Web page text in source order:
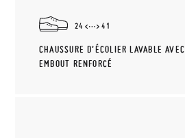
24 41
CHAUSSURE D’ÉCOLIER LAVABLE AVEC
EMBOUT RENFORCÉ